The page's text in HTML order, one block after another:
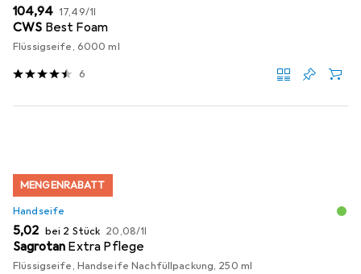
EUR
104,94 EUR
17,49/1l
CWS Best Foam
Flüssigseife, 6000 ml
6
MENGENRABATT
Handseife
EUR
5,02 bei 2 Stück EUR
20,08/1l
Sagrotan Extra Pflege
Flüssigseife, Handseife Nachfüllpackung, 250 ml